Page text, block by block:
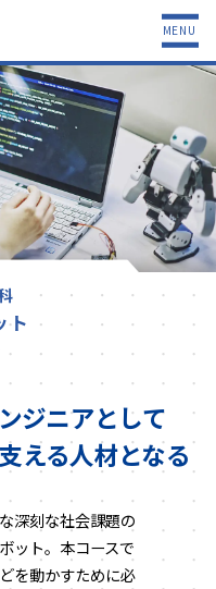
MENU
ト
ジニアとして
える人材となる
深刻な社会課題の
ット。本コースで
を動かすために必